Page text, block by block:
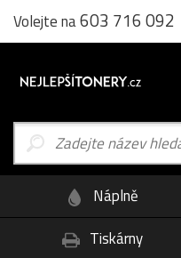
Volejte na603 716 092
Náplně
Tiskárny